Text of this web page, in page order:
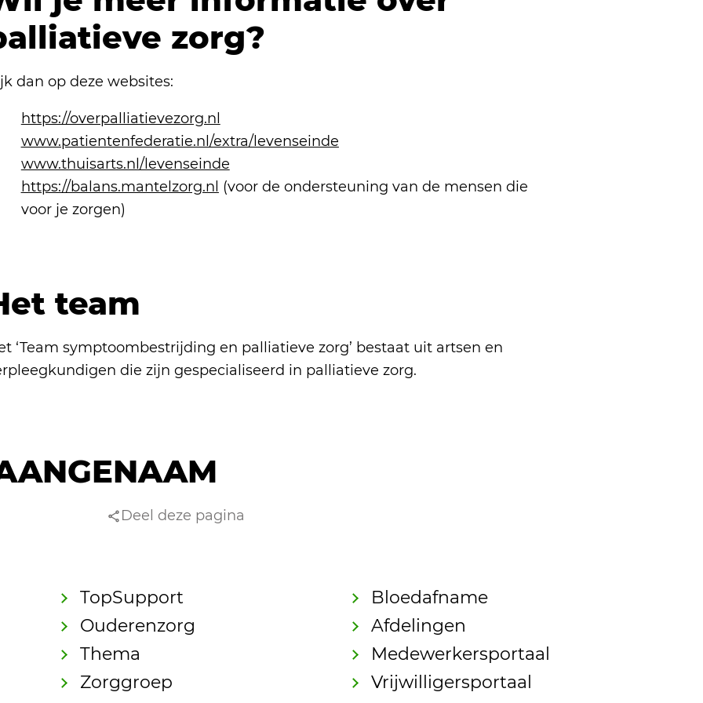
zorg?
dan op deze websites:
https://overpalliatievezorg.nl
www.patientenfederatie.nl/extra/levenseinde
www.thuisarts.nl/levenseinde
https://balans.mantelzorg.nl (voor de ondersteuning van de mensen die
voor je zorgen)
team
‘Team symptoombestrijding en palliatieve zorg’ bestaat uit artsen en
die zijn gespecialiseerd in palliatieve zorg.
Deel deze pagina
TopSupport
Ouderenzorg
Thema
Zorggroep
Bloedafname
Afdelingen
Medewerkersportaal
Vrijwilligersportaal